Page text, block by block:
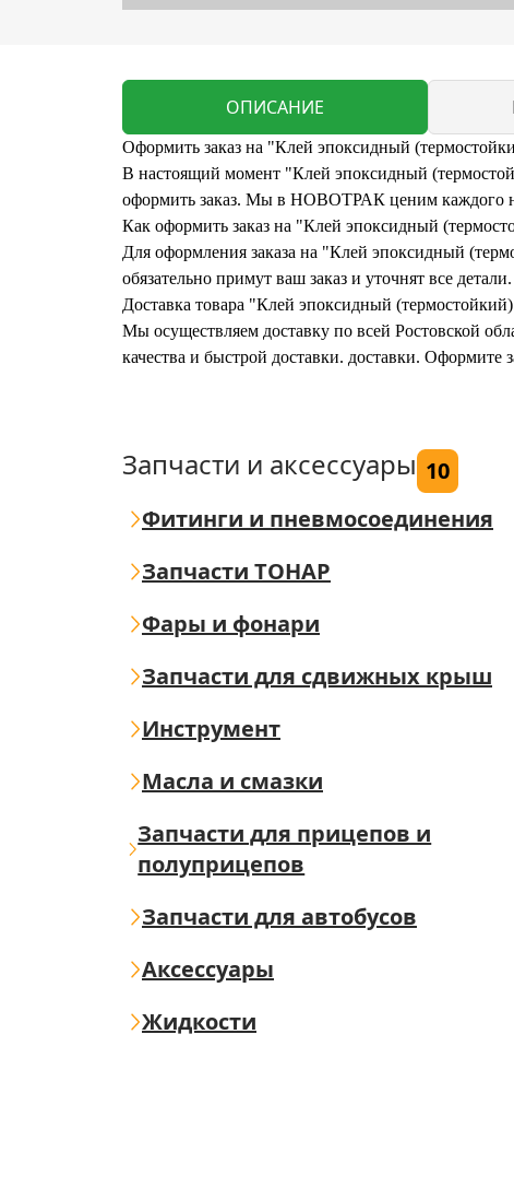
ОПИСАНИЕ
Оформить заказ на "Клей эпоксидный
В настоящий момент "Клей эпоксидный
оформить заказ. Мы в НОВОТРАК ценим каждого
Как оформить заказ на "Клей эпоксидный
Для оформления заказа на "Клей эпоксидный
обязательно примут ваш заказ и уточнят все детали.
Доставка товара "Клей эпоксидный
Мы осуществляем доставку по всей Ростовской
качества и быстрой доставки. доставки.
Запчасти и аксессуары 10
Фитинги и пневмосоединения
Запчасти ТОНАР
Фары и фонари
Запчасти для сдвижных крыш
Инструмент
Масла и смазки
Запчасти для прицепов и
полуприцепов
Запчасти для автобусов
Аксессуары
Жидкости